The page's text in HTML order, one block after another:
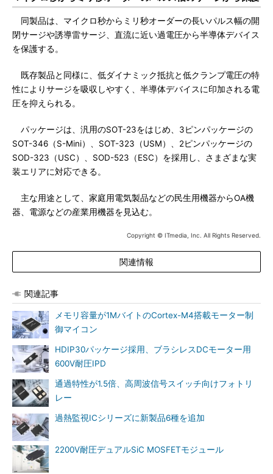
同製品は、マイクロ秒からミリ秒オーダーの長いパルス幅の開
閉サージや誘導雷サージ、直流に近い過電圧から半導体デバイス
を保護する。
既存製品と同様に、低ダイナミック抵抗と低クランプ電圧の特
性によりサージを吸収しやすく、半導体デバイスに印加される電
圧を抑えられる。
パッケージは、汎用のSOT-23をはじめ、3ピンパッケージの
SOT-346（S-Mini）、SOT-323（USM）、2ピンパッケージの
SOD-323（USC）、SOD-523（ESC）を採用し、さまざまな実
装エリアに対応できる。
主な用途として、家庭用電気製品などの民生用機器からOA機
器、電源などの産業用機器を見込む。
Copyright © ITmedia, Inc. All Rights Reserved.
関連情報
関連記事
メモリ容量が1MバイトのCortex-M4搭載モーター制
御マイコン
HDIP30パッケージ採用、ブラシレスDCモーター用
600V耐圧IPD
通過特性が1.5倍、高周波信号スイッチ向けフォトリ
レー
過熱監視ICシリーズに新製品6種を追加
2200V耐圧デュアルSiC MOSFETモジュール